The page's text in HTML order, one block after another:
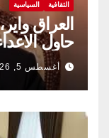
الثقافية السياسية
العراق
حاول
أغسطس 5, 2026